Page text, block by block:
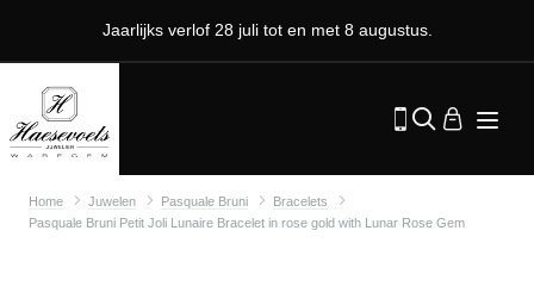
Jaarlijks verlof 28 juli tot en met 8 augustus.
Home Juwelen Pasquale Bruni
Bracelets
Pasquale Bruni Petit Joli Lunaire Bracelet in rose gold with Lunar Rose Gem